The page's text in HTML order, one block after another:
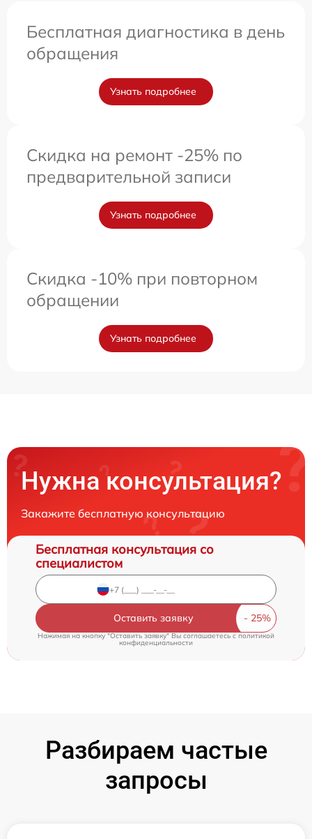
Бесплатная диагностика в день
обращения
Узнать подробнее
Скидка на ремонт -25% по
предварительной записи
Узнать подробнее
Скидка -10% при повторном
обращении
Узнать подробнее
Нужна консультация?
Закажите бесплатную консультацию
Бесплатная консультация со
специалистом
Оставить заявку
Нажимая на кнопку "Оставить заявку" Вы соглашаетесь c политикой
конфиденциальности
Разбираем частые
запросы